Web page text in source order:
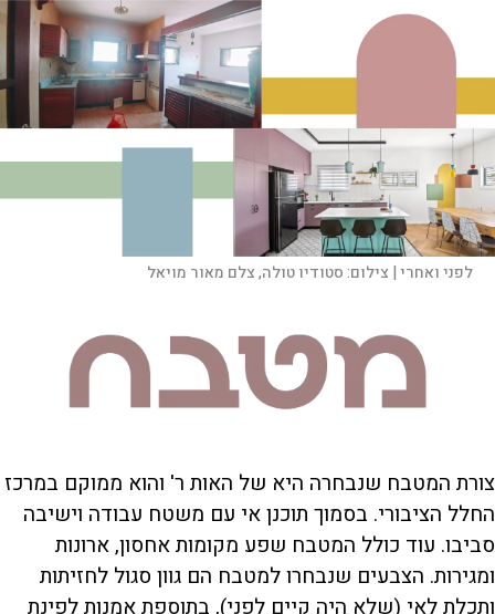
לפני ואחרי | צילום:סטודיו טולה, צלם מאור מויאל
צורת המטבח שנבחרה היא של האות ר' והוא ממוקם במרכז
החלל הציבורי. בסמוך תוכנן אי עם משטח עבודה וישיבה
סביבו. עוד כולל המטבח שפע מקומות אחסון, ארונות
ומגירות. הצבעים שנבחרו למטבח הם גוון סגול לחזיתות
ותכלת לאי (שלא היה קיים לפני), בתוספת אמנות לפינת